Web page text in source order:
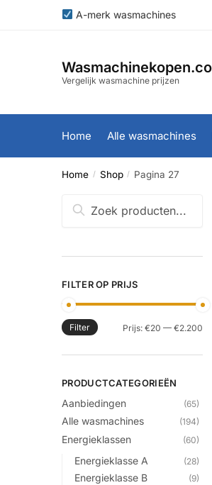
A-merk wasmachines
Vergelijk wasmachine prijzen
Home Alle wasmachines
Home / Shop / Pagina 27
Zoeken
naar:
Zoeken
FILTER OP PRIJS
Filter Prijs: €20 — €2.200
PRODUCTCATEGORIEËN
Aanbiedingen (65)
Alle wasmachines (194)
Energieklassen (60)
Energieklasse A (28)
Energieklasse B (9)